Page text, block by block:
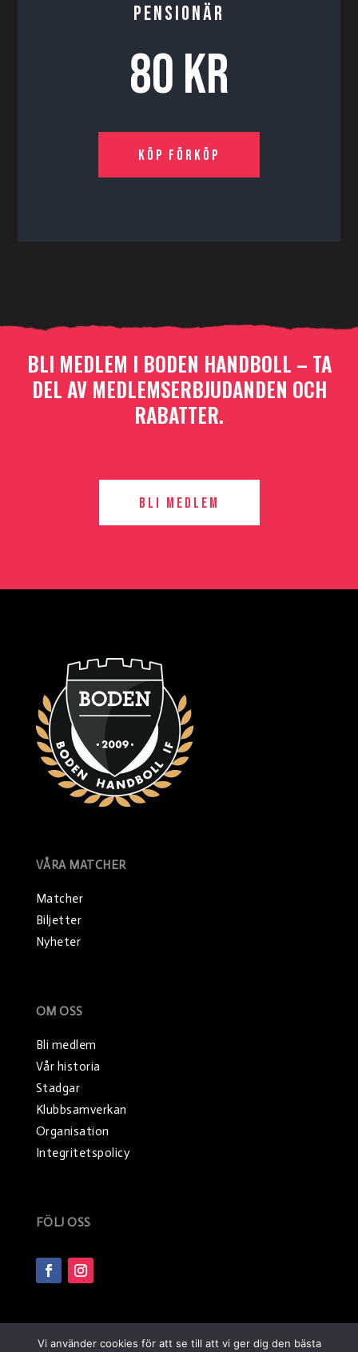
PENSIONÄR
80 KR
Köp förköp
BLI MEDLEM I BODEN HANDBOLL – TA
DEL AV MEDLEMSERBJUDANDEN OCH
RABATTER.
Bli medlem
VÅRA MATCHER
Matcher
Biljetter
Nyheter
OM OSS
Bli medlem
Vår historia
Stadgar
Klubbsamverkan
Organisation
Integritetspolicy
FÖLJ OSS
Copyright Boden Handboll IF
Vi använder cookies för att se till att vi ger dig den bästa